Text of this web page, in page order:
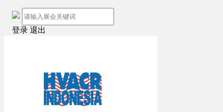
登录 退出